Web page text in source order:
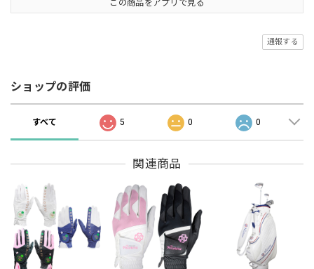
この商品をアプリで見る
通報する
ショップの評価
すべて 5 0 0
関連商品